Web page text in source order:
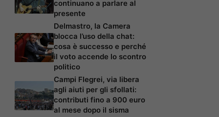
continuano a parlare al
presente
Delmastro, la Camera
blocca l’uso della chat:
cosa è successo e perché
il voto accende lo scontro
politico
Campi Flegrei, via libera
agli aiuti per gli sfollati:
contributi fino a 900 euro
al mese dopo il sisma